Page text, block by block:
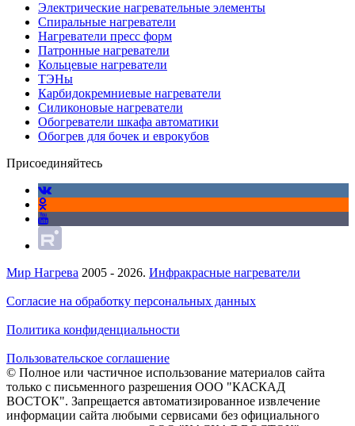
Электрические нагревательные элементы
Спиральные нагреватели
Нагреватели пресс форм
Патронные нагреватели
Кольцевые нагреватели
ТЭНы
Карбидокремниевые нагреватели
Силиконовые нагреватели
Обогреватели шкафа автоматики
Обогрев для бочек и еврокубов
Присоединяйтесь
Мир Нагрева 2005 - 2026. Инфракрасные нагреватели
Согласие на обработку персональных данных
Политика конфиденциальности
Пользовательское соглашение
© Полное или частичное использование материалов сайта
только с письменного разрешения ООО "КАСКАД
ВОСТОК". Запрещается автоматизированное извлечение
информации сайта любыми сервисами без официального